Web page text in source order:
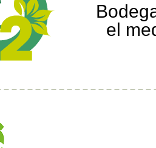
el